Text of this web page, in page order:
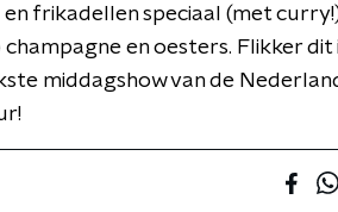
frikadellen speciaal (met
en oesters. Flikker dit
middagshow van de